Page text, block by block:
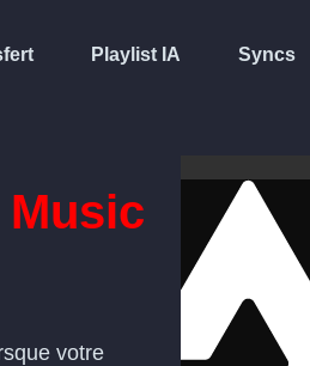
Playlist IA Syncs
Music
votre